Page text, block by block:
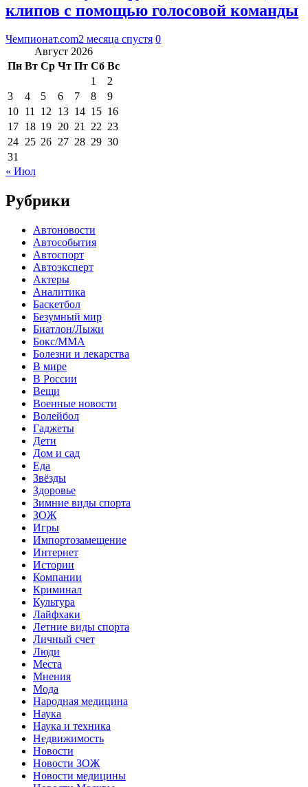
клипов с помощью голосовой команды
Чемпионат.com2 месяца спустя 0
Август 2026
Пн Вт Ср Чт Пт Сб Вс
1
2
3
4 5 6 7 8
9
10 11 12 13 14 15 16
17 18 19 20 21 22 23
24 25 26 27 28 29 30
31
« Июл
Рубрики
Автоновости
Автособытия
Автоспорт
Автоэксперт
Актеры
Аналитика
Баскетбол
Безумный мир
Биатлон/Лыжи
Бокс/MMA
Болезни и лекарства
В мире
В России
Вещи
Военные новости
Волейбол
Гаджеты
Дети
Дом и сад
Еда
Звёзды
Здоровье
Зимние виды спорта
ЗОЖ
Игры
Импортозамещение
Интернет
Истории
Компании
Криминал
Культура
Лайфхаки
Летние виды спорта
Личный счет
Люди
Места
Мнения
Мода
Народная медицина
Наука
Наука и техника
Недвижимость
Новости
Новости ЗОЖ
Новости медицины